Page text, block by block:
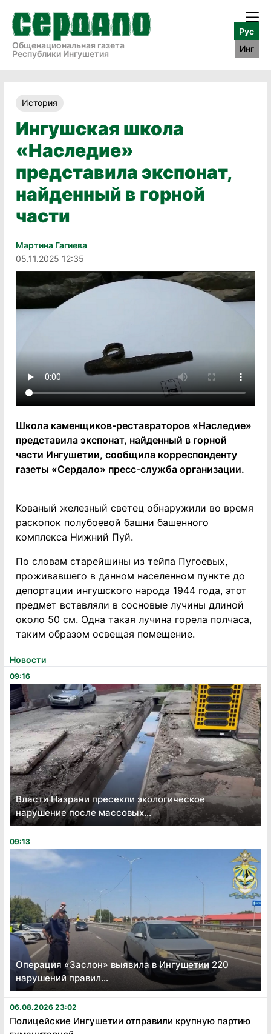
Общенациональная газета
Республики Ингушетия
Рус
Инг
Новости
09:16
Власти Назрани пресекли экологическое
нарушение после массовых...
09:13
Операция «Заслон» выявила в Ингушетии 220
нарушений правил...
06.08.2026 23:02
Полицейские Ингушетии отправили крупную партию
История
Ингушская школа
«Наследие»
представила экспонат,
найденный в горной
части
Мартина Гагиева
05.11.2025 12:35
Школа каменщиков-реставраторов «Наследие»
представила экспонат, найденный в горной
части Ингушетии, сообщила корреспонденту
газеты «Сердало» пресс-служба организации.
Кованый железный светец обнаружили во время
раскопок полубоевой башни башенного
комплекса Нижний Пуй.
По словам старейшины из тейпа Пугоевых,
проживавшего в данном населенном пункте до
депортации ингушского народа 1944 года, этот
предмет вставляли в сосновые лучины длиной
около 50 см. Одна такая лучина горела полчаса,
таким образом освещая помещение.